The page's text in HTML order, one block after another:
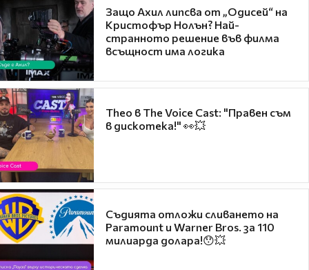
Защо Ахил липсва от „Одисей“ на
Кристофър Нолън? Най-
странното решение във филма
всъщност има логика
Theo в The Voice Cast: "Правен съм
в дискотека!" 👀💥
Съдията отложи сливането на
Paramount и Warner Bros. за 110
милиарда долара!😯💥